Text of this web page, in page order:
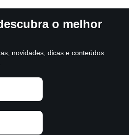
o melhor
novidades, dicas e conteúdos